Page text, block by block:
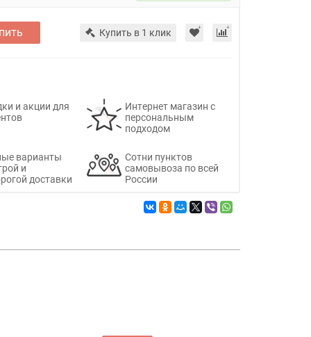
Купить в 1 клик
и акции для
Интернет магазин с
персональным
подходом
варианты
и
доставки
Сотни пунктов
самовывоза по всей
России